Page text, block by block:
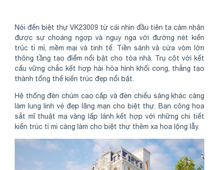
Nói đến biệt thự VK23009 từ cái nhìn đầu tiên ta cảm nhận
được sự choáng ngợp và nguy nga với đường nét kiến
trúc tỉ mỉ, mềm mại và tinh tế. Tiền sảnh và cửa vòm lớn
thông tầng tạo điểm nổi bật cho tòa nhà. Trụ cột với kết
cấu vững chắc kết hợp hài hòa hình khối cong, thẳng tạo
thành tổng thể kiến trúc đẹp nổi bật.
Hệ thống đèn chùm cao cấp và đèn chiếu sáng khác càng
làm lung linh vẻ đẹp lãng mạn cho biệt thự. Ban công hoa
sắt mĩ thuật mạ vàng lấp lánh kết hợp với những chi tiết
kiến trúc tỉ mỉ càng làm cho biệt thự thêm xa hoa lộng lẫy.